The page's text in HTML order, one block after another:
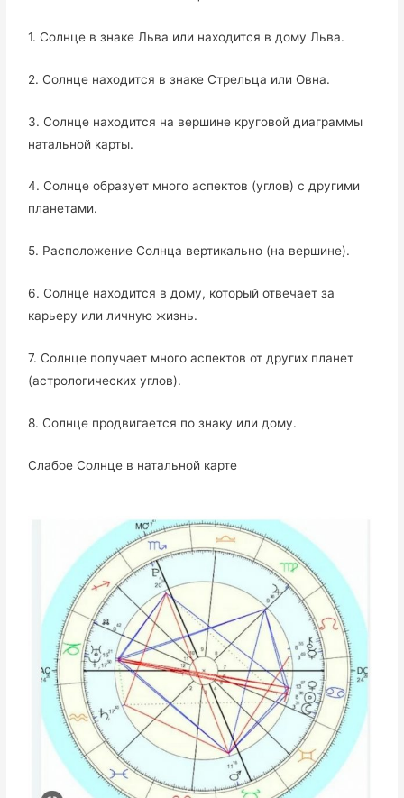
1. Солнце в знаке Льва или находится в дому Льва.
2. Солнце находится в знаке Стрельца или Овна.
3. Солнце находится на вершине круговой диаграммы
натальной карты.
4. Солнце образует много аспектов (углов) с другими
планетами.
5. Расположение Солнца вертикально (на вершине).
6. Солнце находится в дому, который отвечает за
карьеру или личную жизнь.
7. Солнце получает много аспектов от других планет
(астрологических углов).
8. Солнце продвигается по знаку или дому.
Слабое Солнце в натальной карте